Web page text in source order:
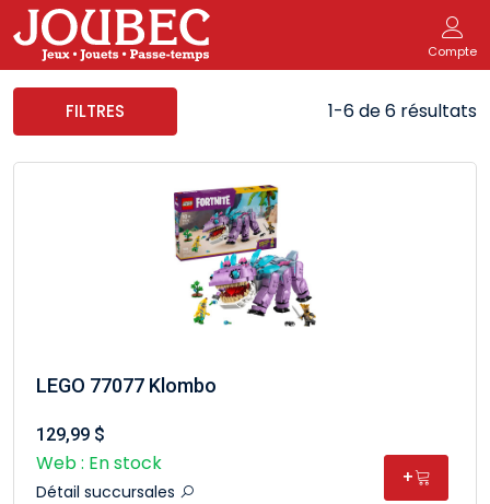
Compte
FILTRES 1-6 de 6 résultats
LEGO 77077 Klombo
129,99 $
Web : En stock
Détail succursales
+